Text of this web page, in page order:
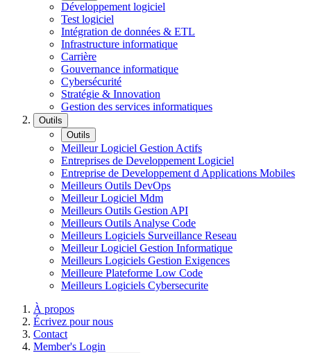
Développement logiciel
Test logiciel
Intégration de données & ETL
Infrastructure informatique
Carrière
Gouvernance informatique
Cybersécurité
Stratégie & Innovation
Gestion des services informatiques
Outils
Outils
Meilleur Logiciel Gestion Actifs
Entreprises de Developpement Logiciel
Entreprise de Developpement d Applications Mobiles
Meilleurs Outils DevOps
Meilleur Logiciel Mdm
Meilleurs Outils Gestion API
Meilleurs Outils Analyse Code
Meilleurs Logiciels Surveillance Reseau
Meilleur Logiciel Gestion Informatique
Meilleurs Logiciels Gestion Exigences
Meilleure Plateforme Low Code
Meilleurs Logiciels Cybersecurite
À propos
Écrivez pour nous
Contact
Member's Login